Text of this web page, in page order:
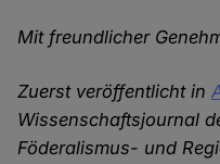
Mit freundlicher
Zuerst veröffentlicht in
Wissenschaftsjournal
Föderalismus- und